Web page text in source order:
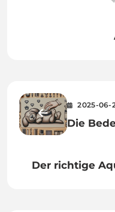
2025-06-
Die
Der richtige